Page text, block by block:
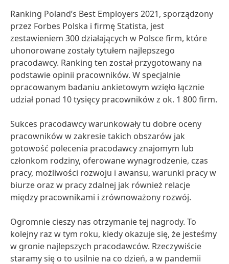
Ranking Poland’s Best Employers 2021, sporządzony
przez Forbes Polska i firmę Statista, jest
zestawieniem 300 działających w Polsce firm, które
uhonorowane zostały tytułem najlepszego
pracodawcy. Ranking ten został przygotowany na
podstawie opinii pracowników. W specjalnie
opracowanym badaniu ankietowym wzięło łącznie
udział ponad 10 tysięcy pracowników z ok. 1 800 firm.
Sukces pracodawcy warunkowały tu dobre oceny
pracowników w zakresie takich obszarów jak
gotowość polecenia pracodawcy znajomym lub
członkom rodziny, oferowane wynagrodzenie, czas
pracy, możliwości rozwoju i awansu, warunki pracy w
biurze oraz w pracy zdalnej jak również relacje
między pracownikami i zrównoważony rozwój.
Ogromnie cieszy nas otrzymanie tej nagrody. To
kolejny raz w tym roku, kiedy okazuje się, że jesteśmy
w gronie najlepszych pracodawców. Rzeczywiście
staramy się o to usilnie na co dzień, a w pandemii